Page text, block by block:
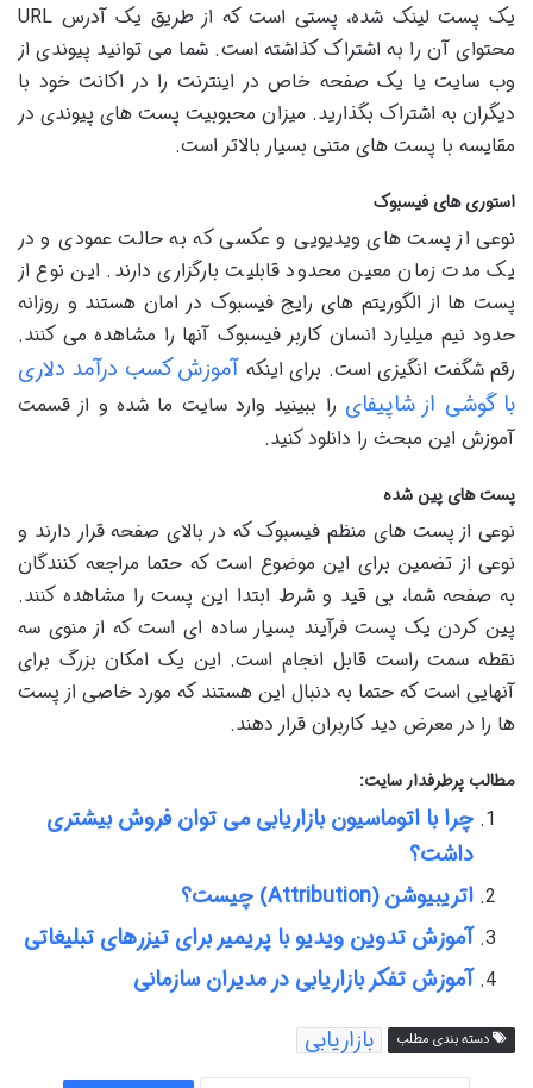
یک پست لینک شده، پستی است که از طریق یک آدرس URL
محتوای آن را به اشتراک کذاشته است. شما می توانید پیوندی از
وب سایت یا یک صفحه خاص در اینترنت را در اکانت خود با
دیگران به اشتراک بگذارید. میزان محبوبیت پست های پیوندی در
مقایسه با پست های متنی بسیار بالاتر است.
استوری های فیسبوک
نوعی از پست های ویدیویی و عکسی که به حالت عمودی و در
یک مدت زمان معین محدود قابلیت بارگزاری دارند. این نوع از
پست ها از الگوریتم های رایج فیسبوک در امان هستند و روزانه
حدود نیم میلیارد انسان کاربر فیسبوک آنها را مشاهده می کنند.
رقم شگفت انگیزی است. برای اینکه آموزش کسب درآمد دلاری
با گوشی از شاپیفای را ببینید وارد سایت ما شده و از قسمت
آموزش این مبحث را دانلود کنید.
پست های پین شده
نوعی از پست های منظم فیسبوک که در بالای صفحه قرار دارند و
نوعی از تضمین برای این موضوع است که حتما مراجعه کنندگان
به صفحه شما، بی قید و شرط ابتدا این پست را مشاهده کنند.
پین کردن یک پست فرآیند بسیار ساده ای است که از منوی سه
نقطه سمت راست قابل انجام است. این یک امکان بزرگ برای
آنهایی است که حتما به دنبال این هستند که مورد خاصی از پست
ها را در معرض دید کاربران قرار دهند.
مطالب پرطرفدار سایت:
چرا با اتوماسیون بازاریابی می توان فروش بیشتری
داشت؟
اتریبیوشن (Attribution) چیست؟
آموزش تدوین ویدیو با پریمیر برای تیزرهای تبلیغاتی
آموزش تفکر بازاریابی در مدیران سازمانی
دسته بندی مطلب بازاریابی